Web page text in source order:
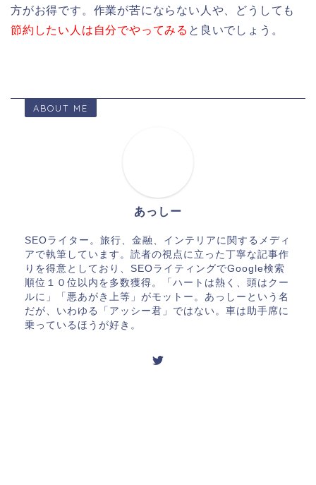
方がお得です。作業が苦にならない人や、どうしても
節約したい人は自分でやってみる と良いでしょう。
ABOUT ME
あっしー
SEOライター。旅行、金融、インテリアに関するメディ
アで執筆しています。読者の視点に立った丁寧な記事作
りを得意としており、SEOライティングでGoogle検索
順位１０位以内を多数獲得。「ハートは熱く、頭はクー
ルに」「悪あがき上等」がモットー。あっしーという名
だが、いわゆる「アッシー君」ではない。車は助手席に
乗っているほうが好き。